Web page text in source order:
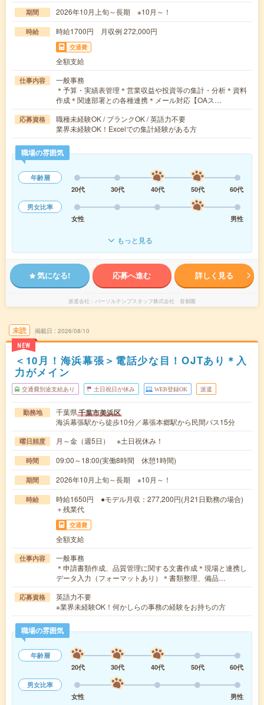
期間 2026年10月上旬～長期 ※10月～！
時給 時給1700円 月収例 272,000円
交通費
全額支給
仕事内容
一般事務
＊予算・実績表管理＊営業収益や投資等の集計・分析＊資料
作成＊関連部署との各種連携＊メール対応【OAス…
応募資格
職種未経験OK / ブランクOK / 英語力不要
業界未経験OK！Excelでの集計経験がある方
職場の雰囲気
年齢層
20代
30代 40代 50代
60代
男女比率
女性
男性
もっと見る
気になる! 応募へ進む 詳しく見る
派遣会社 パーソルテンプスタッフ株式会社 首都圏
未読
NEW
掲載日 2026/08/10
＜10月！海浜幕張＞電話少な目！OJTあり＊入
力がメイン
交通費別途支給あり 土日祝日が休み WEB登録OK 派遣
勤務地 千葉県千葉市美浜区
海浜幕張駅から徒歩10分／幕張本郷駅から民間バス15分
曜日頻度 月～金（週5日） ※土日祝休み！
時間 09:00～18:00(実働8時間 休憩1時間)
期間 2026年10月上旬～長期 ※10月～！
時給
時給1650円 ●モデル月収：277,200円(月21日勤務の場合)
＋残業代
交通費
全額支給
仕事内容
一般事務
＊申請書類作成、品質管理に関する文書作成＊現場と連携し
データ入力（フォーマットあり）＊書類整理、備品…
応募資格
英語力不要
※業界未経験OK！何かしらの事務の経験をお持ちの方
職場の雰囲気
年齢層
20代
30代 40代 50代
60代
男女比率
女性
男性